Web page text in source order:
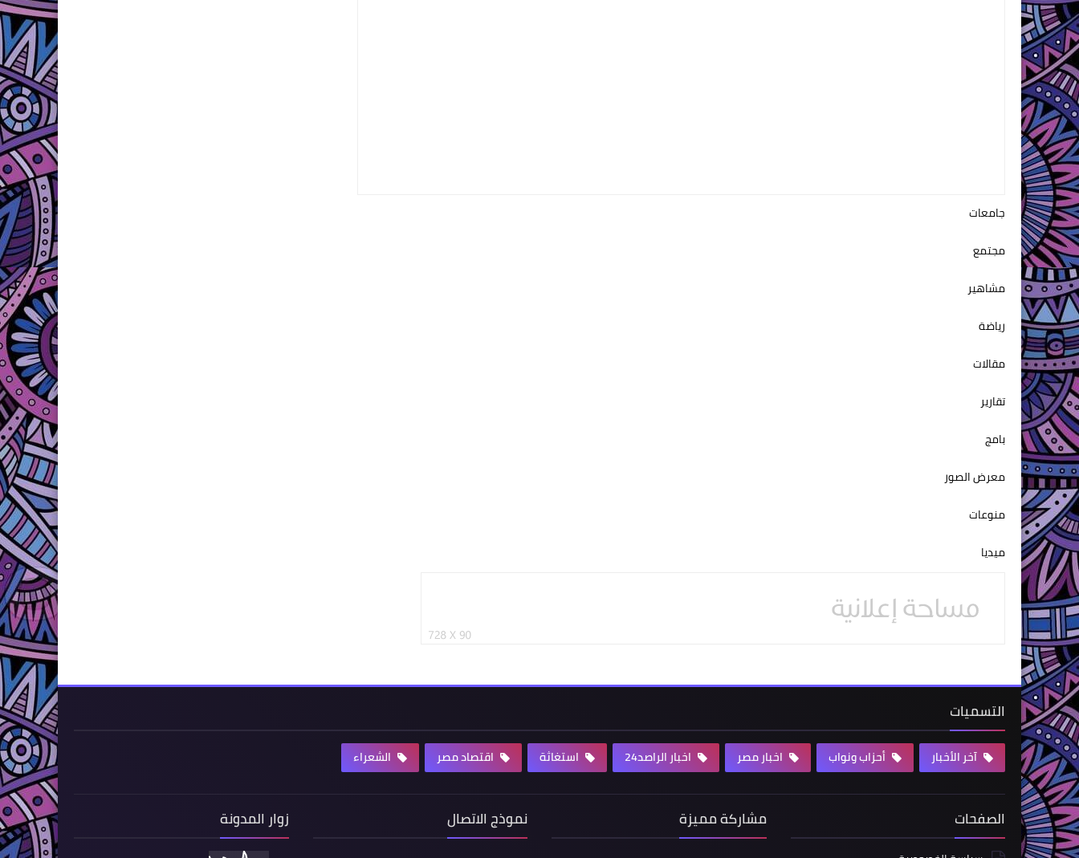
جامعات
مجتمع
مشاهير
رياضة
مقالات
تقارير
بامج
معرض الصور
منوعات
ميديا
التسميات
آخر الأخبار أحزاب ونواب اخبار مصر اخبار الراصد24 استغاثة اقتصاد مصر الشعراء
الصفحات مشاركة مميزة نموذج الاتصال زوار المدونة